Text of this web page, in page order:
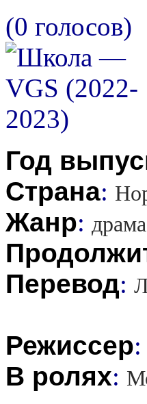
(0 голосов)
Год
Страна:
Жанр: драма
Перевод:
Режиссер:
В ролях: